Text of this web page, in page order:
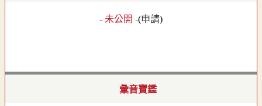
- 未公開 -(申請)
彙音寶鑑